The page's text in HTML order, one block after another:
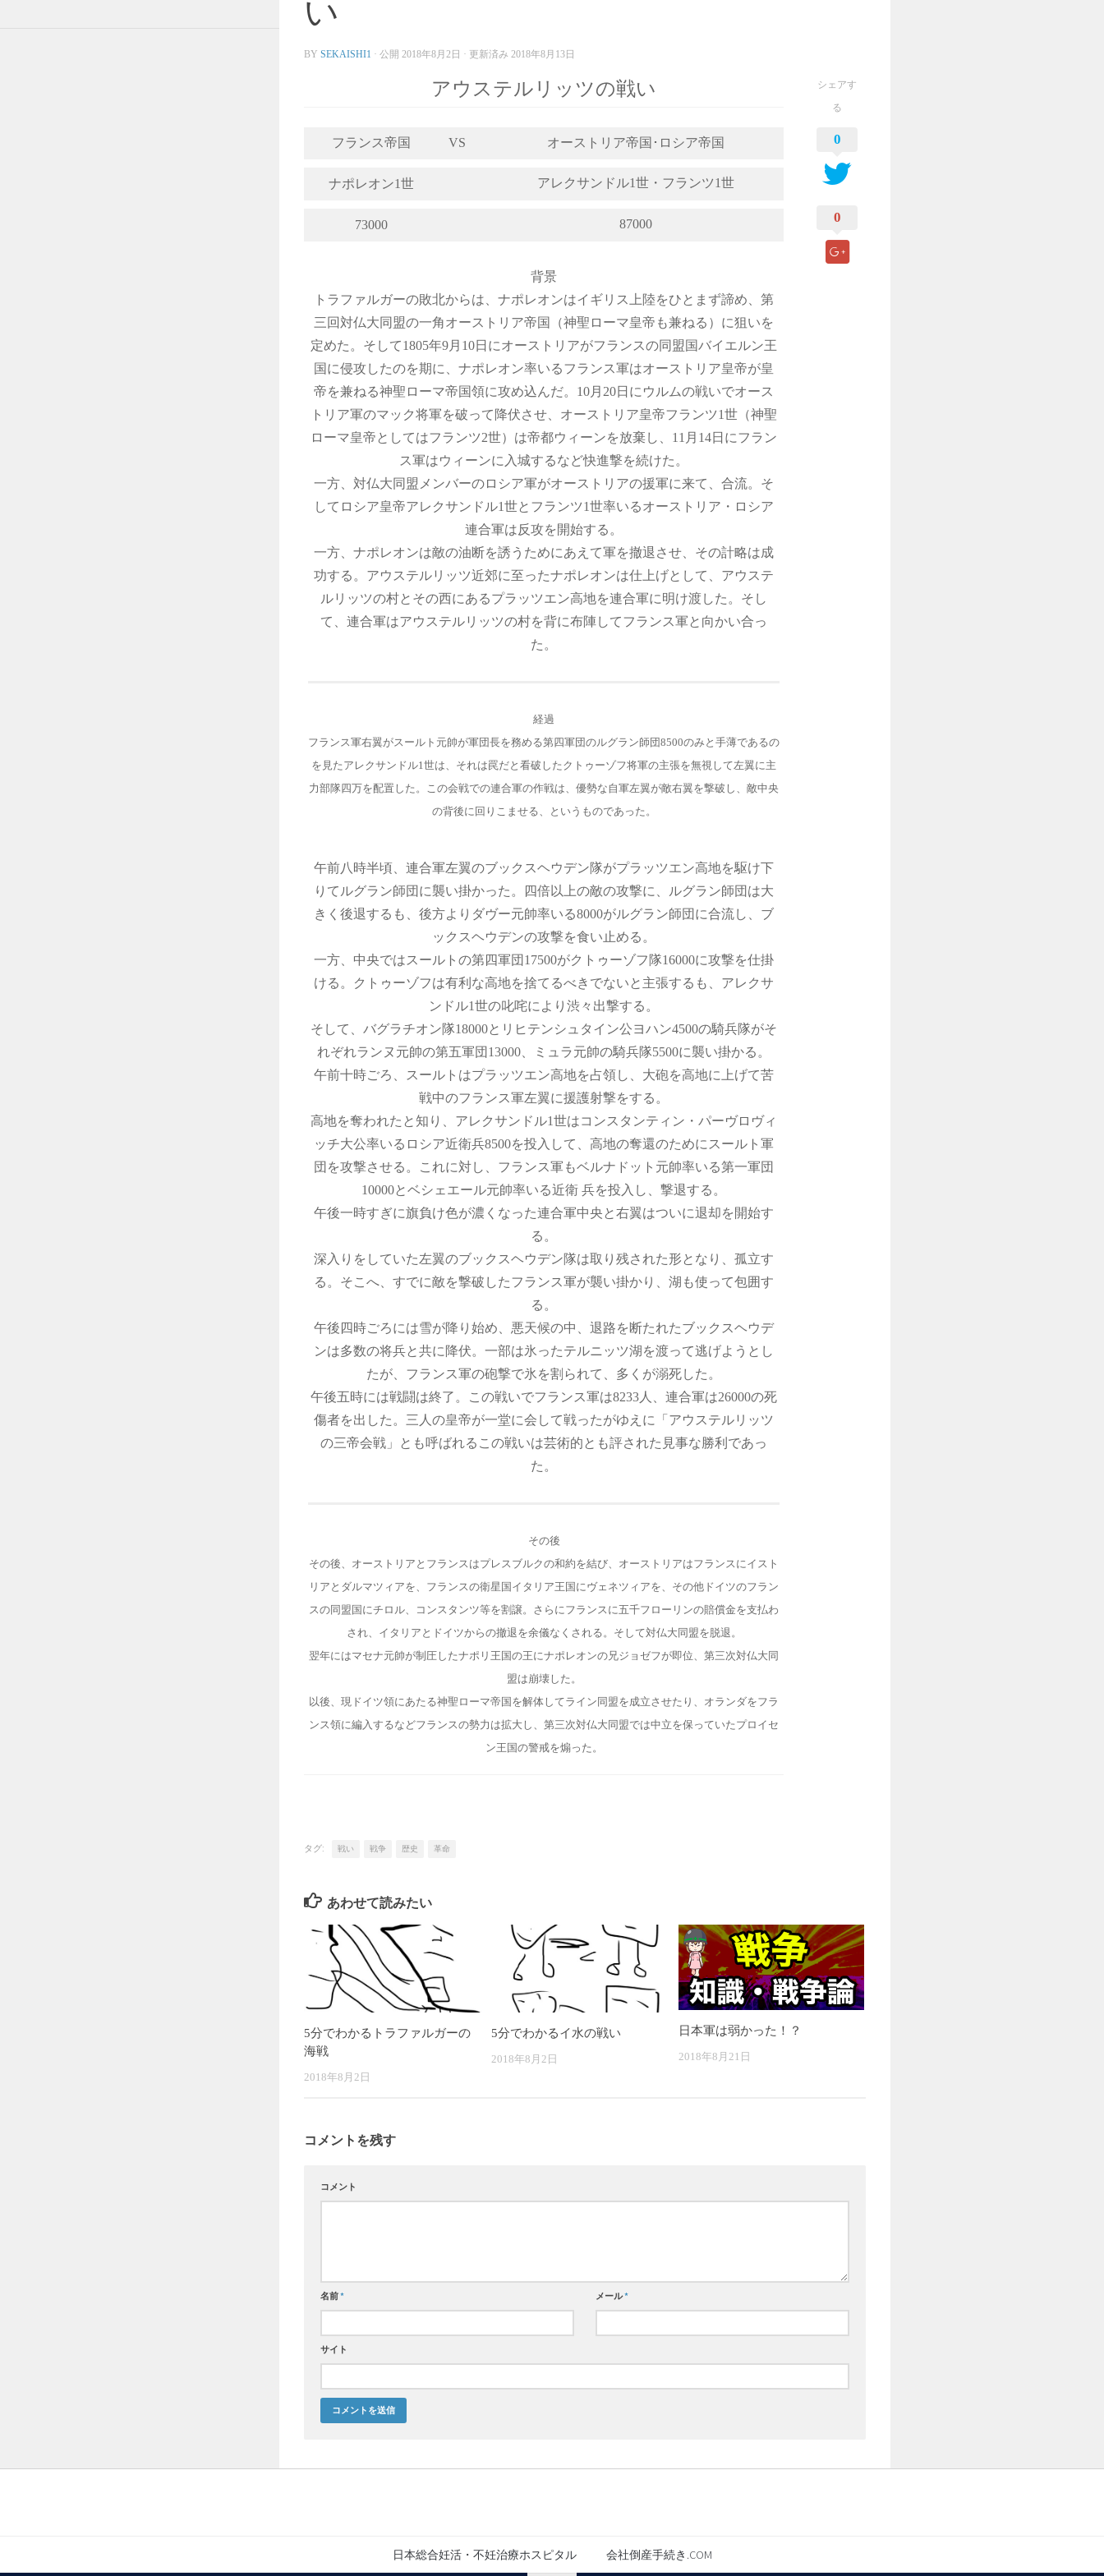
い
BY SEKAISHI1 · 公開 2018年8月2日 · 更新済み 2018年8月13日
アウステルリッツの戦い
フランス帝国 VS オーストリア帝国･ロシア帝国
ナポレオン1世 アレクサンドル1世・フランツ1世
73000 87000
背景
トラファルガーの敗北からは、ナポレオンはイギリス上陸をひとまず諦め、第
三回対仏大同盟の一角オーストリア帝国（神聖ローマ皇帝も兼ねる）に狙いを
定めた。そして1805年9月10日にオーストリアがフランスの同盟国バイエルン王
国に侵攻したのを期に、ナポレオン率いるフランス軍はオーストリア皇帝が皇
帝を兼ねる神聖ローマ帝国領に攻め込んだ。10月20日にウルムの戦いでオース
トリア軍のマック将軍を破って降伏させ、オーストリア皇帝フランツ1世（神聖
ローマ皇帝としてはフランツ2世）は帝都ウィーンを放棄し、11月14日にフラン
ス軍はウィーンに入城するなど快進撃を続けた。
一方、対仏大同盟メンバーのロシア軍がオーストリアの援軍に来て、合流。そ
してロシア皇帝アレクサンドル1世とフランツ1世率いるオーストリア・ロシア
連合軍は反攻を開始する。
一方、ナポレオンは敵の油断を誘うためにあえて軍を撤退させ、その計略は成
功する。アウステルリッツ近郊に至ったナポレオンは仕上げとして、アウステ
ルリッツの村とその西にあるプラッツエン高地を連合軍に明け渡した。そし
て、連合軍はアウステルリッツの村を背に布陣してフランス軍と向かい合っ
た。
経過
フランス軍右翼がスールト元帥が軍団長を務める第四軍団のルグラン師団8500のみと手薄であるの
を見たアレクサンドル1世は、それは罠だと看破したクトゥーゾフ将軍の主張を無視して左翼に主
力部隊四万を配置した。この会戦での連合軍の作戦は、優勢な自軍左翼が敵右翼を撃破し、敵中央
の背後に回りこませる、というものであった。
午前八時半頃、連合軍左翼のブックスヘウデン隊がプラッツエン高地を駆け下
りてルグラン師団に襲い掛かった。四倍以上の敵の攻撃に、ルグラン師団は大
きく後退するも、後方よりダヴー元帥率いる8000がルグラン師団に合流し、ブ
ックスヘウデンの攻撃を食い止める。
一方、中央ではスールトの第四軍団17500がクトゥーゾフ隊16000に攻撃を仕掛
ける。クトゥーゾフは有利な高地を捨てるべきでないと主張するも、アレクサ
ンドル1世の叱咤により渋々出撃する。
そして、バグラチオン隊18000とリヒテンシュタイン公ヨハン4500の騎兵隊がそ
れぞれランヌ元帥の第五軍団13000、ミュラ元帥の騎兵隊5500に襲い掛かる。
午前十時ごろ、スールトはプラッツエン高地を占領し、大砲を高地に上げて苦
戦中のフランス軍左翼に援護射撃をする。
高地を奪われたと知り、アレクサンドル1世はコンスタンティン・パーヴロヴィ
ッチ大公率いるロシア近衛兵8500を投入して、高地の奪還のためにスールト軍
団を攻撃させる。これに対し、フランス軍もベルナドット元帥率いる第一軍団
10000とベシェエール元帥率いる近衛 兵を投入し、撃退する。
午後一時すぎに旗負け色が濃くなった連合軍中央と右翼はついに退却を開始す
る。
深入りをしていた左翼のブックスヘウデン隊は取り残された形となり、孤立す
る。そこへ、すでに敵を撃破したフランス軍が襲い掛かり、湖も使って包囲す
る。
午後四時ごろには雪が降り始め、悪天候の中、退路を断たれたブックスヘウデ
ンは多数の将兵と共に降伏。一部は氷ったテルニッツ湖を渡って逃げようとし
たが、フランス軍の砲撃で氷を割られて、多くが溺死した。
午後五時には戦闘は終了。この戦いでフランス軍は8233人、連合軍は26000の死
傷者を出した。三人の皇帝が一堂に会して戦ったがゆえに「アウステルリッツ
の三帝会戦」とも呼ばれるこの戦いは芸術的とも評された見事な勝利であっ
た。
その後
その後、オーストリアとフランスはプレスブルクの和約を結び、オーストリアはフランスにイスト
リアとダルマツィアを、フランスの衛星国イタリア王国にヴェネツィアを、その他ドイツのフラン
スの同盟国にチロル、コンスタンツ等を割譲。さらにフランスに五千フローリンの賠償金を支払わ
され、イタリアとドイツからの撤退を余儀なくされる。そして対仏大同盟を脱退。
翌年にはマセナ元帥が制圧したナポリ王国の王にナポレオンの兄ジョゼフが即位、第三次対仏大同
盟は崩壊した。
以後、現ドイツ領にあたる神聖ローマ帝国を解体してライン同盟を成立させたり、オランダをフラ
ンス領に編入するなどフランスの勢力は拡大し、第三次対仏大同盟では中立を保っていたプロイセ
ン王国の警戒を煽った。
シェアす
る
0
0
タグ: 戦い 戦争 歴史 革命
あわせて読みたい
5分でわかるトラファルガーの
海戦
2018年8月2日
5分でわかるイ水の戦い
2018年8月2日
日本軍は弱かった！？
2018年8月21日
コメントを残す
コメント
名前* メール*
サイト
日本総合妊活・不妊治療ホスピタル 会社倒産手続き.COM